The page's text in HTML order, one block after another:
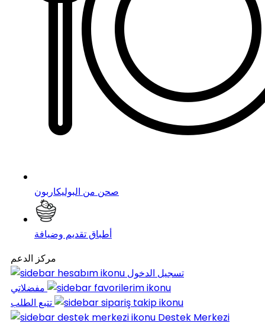
صحن من البوليكاربون
أطباق تقديم وضيافة
مركز الدعم
تسجيل الدخول
مفضلاتي
تتبع الطلب
Destek Merkezi